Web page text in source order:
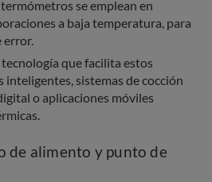
se emplean en
a baja temperatura, para
error.
que facilita estos
sistemas de cocción
o aplicaciones móviles
de alimento y punto de